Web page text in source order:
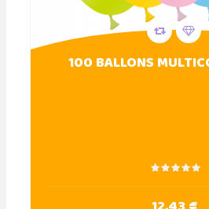
100 BALLONS